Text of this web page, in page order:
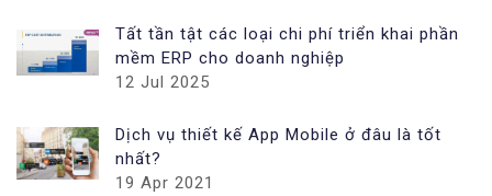
Tất tần tật các loại chi phí triển khai phần
mềm ERP cho doanh nghiệp
12 Jul 2025
Dịch vụ thiết kế App Mobile ở đâu là tốt
nhất?
19 Apr 2021